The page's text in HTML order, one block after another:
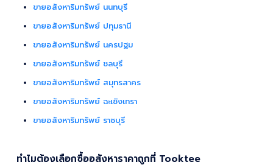
ขายอสังหาริมทรัพย์ นนทบุรี
ขายอสังหาริมทรัพย์ ปทุมธานี
ขายอสังหาริมทรัพย์ นครปฐม
ขายอสังหาริมทรัพย์ ชลบุรี
ขายอสังหาริมทรัพย์ สมุทรสาคร
ขายอสังหาริมทรัพย์ ฉะเชิงเทรา
ขายอสังหาริมทรัพย์ ราชบุรี
ทำไมต้องเลือกซื้ออสังหาราคาถูกที่ Tooktee